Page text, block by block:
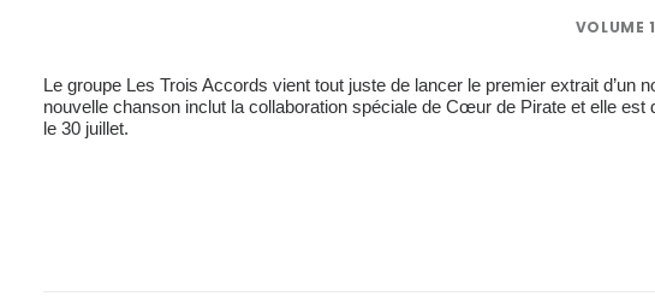
VOLUME
Le groupe Les Trois Accords vient tout juste de lancer le premier extrait d’un
nouvelle chanson inclut la collaboration spéciale de Cœur de Pirate et elle
le 30 juillet.